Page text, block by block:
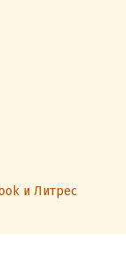
и Литрес